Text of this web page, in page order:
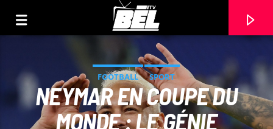
FOOTBALL SPORT
NEYMAR EN COUPE DU
MONDE : LE GÉNIE